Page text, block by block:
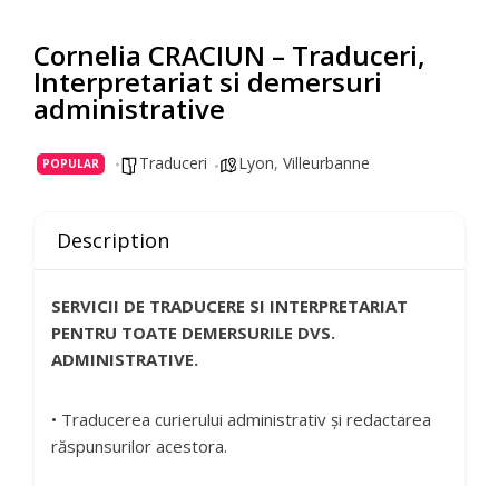
Cornelia CRACIUN – Traduceri,
Interpretariat si demersuri
administrative
POPULAR Traduceri Lyon, Villeurbanne
Description
SERVICII DE TRADUCERE SI INTERPRETARIAT
PENTRU TOATE DEMERSURILE DVS.
ADMINISTRATIVE.
• Traducerea curierului administrativ și redactarea
răspunsurilor acestora.